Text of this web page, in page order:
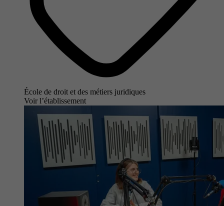
École de droit et des métiers juridiques
Voir l’établissement